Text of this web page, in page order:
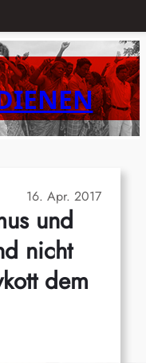
16. Apr. 2017
und
nicht
dem